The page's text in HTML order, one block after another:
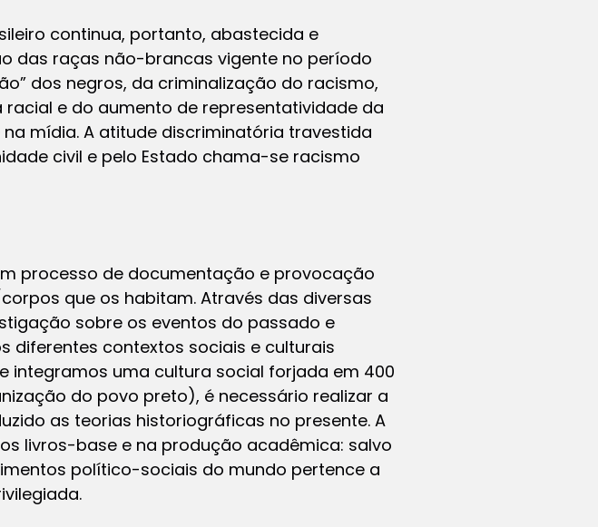
continua, portanto, abastecida e
das raças não-brancas vigente no período
dos negros, da criminalização do racismo,
e do aumento de representatividade da
mídia. A atitude discriminatória travestida
civil e pelo Estado chama-se racismo
processo de documentação e provocação
que os habitam. Através das diversas
sobre os eventos do passado e
diferentes contextos sociais e culturais
integramos uma cultura social forjada em 400
do povo preto), é necessário realizar a
as teorias historiográficas no presente. A
livros-base e na produção acadêmica: salvo
político-sociais do mundo pertence a